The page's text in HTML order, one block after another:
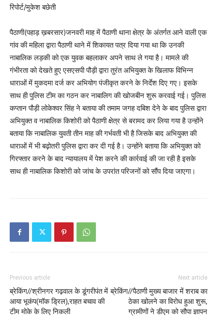
रिपोर्ट/मुकेश बछेती
पैठाणी(पहाड़ ख़बरसार)जनवरी माह में पैठाणी थाना क्षेत्र के अंतर्गत आने वाली एक
गांव की महिला द्वारा पैठाणी थाने में शिकायत पत्र दिया गया था कि उनकी
नाबालिक लड़की को एक युवक बहलाकर अपने साथ ले गया है। मामले की
गंभीरता को देखते हुए एसएसपी पौड़ी द्वारा तुरंत अभियुक्त के खिलाफ विभिन्न
धाराओं में मुकदमा दर्ज कर अभियोग पंजीकृत करने के निर्देश दिए गए। इसके
साथ ही पुलिस टीम का गठन कर नाबालिग की खोजबीन शुरू करवाई गई। पुलिस
कप्तान पौड़ी लोकेश्वर सिंह ने बताया की तमाम जगह दबिश देने के बाद पुलिस द्वारा
अभियुक्त व नाबालिक किशोरी को पैठाणी क्षेत्र से बरामद कर लिया गया है उन्होंने
बताया कि नाबालिक युवती तीन माह की गर्भवती भी है जिसके बाद अभियुक्त की
धाराओं में भी बढ़ोतरी पुलिस द्वारा कर दी गई है। उन्होंने बताया कि अभियुक्त को
गिरफ्तार करने के बाद न्यायालय में पेश करने की कार्रवाई की जा रही है इसके
साथ ही नाबालिक किशोरी को जांच के उपरांत परिजनों को सौंप दिया जाएगा।
Previous article
ब्रेकिंग//श्रीनगर गढ़वाल के डूंगरीपंत में
आया भूकंप(मॉक ड्रिल),राहत बचाव की
टीम मोके के लिए निकली
Next article
ब्रेकिंग//पैठाणी मुख्य बाजार में शराब का
ठेका खोलने का विरोध हुआ शुरू,
ग्रामीणों ने डीएम को सौपा ज्ञापन